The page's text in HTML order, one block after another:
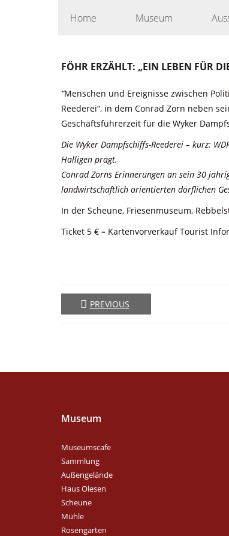
Home Museum
FÖHR ERZÄHLT: „EIN LEBEN FÜR
“Menschen und Ereignisse zwischen
Reederei“, in dem Conrad Zorn neben
Geschäftsführerzeit für die Wyker
Die Wyker Dampfschiffs-Reederei – kurz:
Halligen prägt.
Conrad Zorns Erinnerungen an sein 30
landwirtschaftlich orientierten dörflichen
In der Scheune, Friesenmuseum,
Ticket 5 € – Kartenvorverkauf Tourist
PREVIOUS
Museum
Museumscafe
Sammlung
Außengelände
Haus Olesen
Scheune
Mühle
Rosengarten